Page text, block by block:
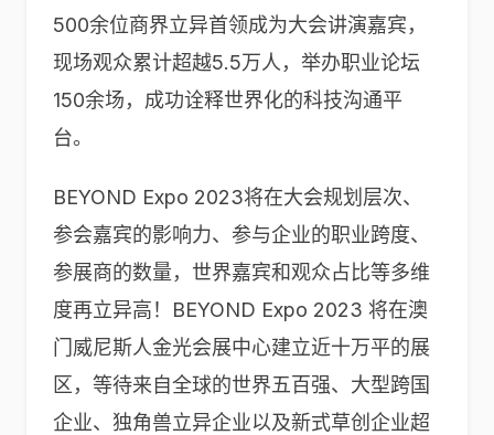
500余位商界立异首领成为大会讲演嘉宾，
现场观众累计超越5.5万人，举办职业论坛
150余场，成功诠释世界化的科技沟通平
台。
BEYOND Expo 2023将在大会规划层次、
参会嘉宾的影响力、参与企业的职业跨度、
参展商的数量，世界嘉宾和观众占比等多维
度再立异高！BEYOND Expo 2023 将在澳
门威尼斯人金光会展中心建立近十万平的展
区，等待来自全球的世界五百强、大型跨国
企业、独角兽立异企业以及新式草创企业超